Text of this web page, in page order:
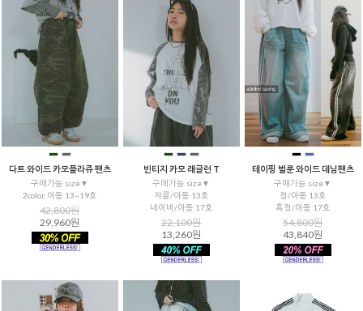
다트 와이드 카모플라쥬 팬츠
구매가능 size▼
2color, 아동 13~19호
42,800원
29,960원
빈티지 카모 래글런 T
구매가능 size▼
챠콜/아동 13호
네이비/아동 17호
22,100원
13,260원
테이핑 벌룬 와이드 데님팬츠
구매가능 size▼
청/아동 13호
흑청/아동 17호
54,800원
43,840원